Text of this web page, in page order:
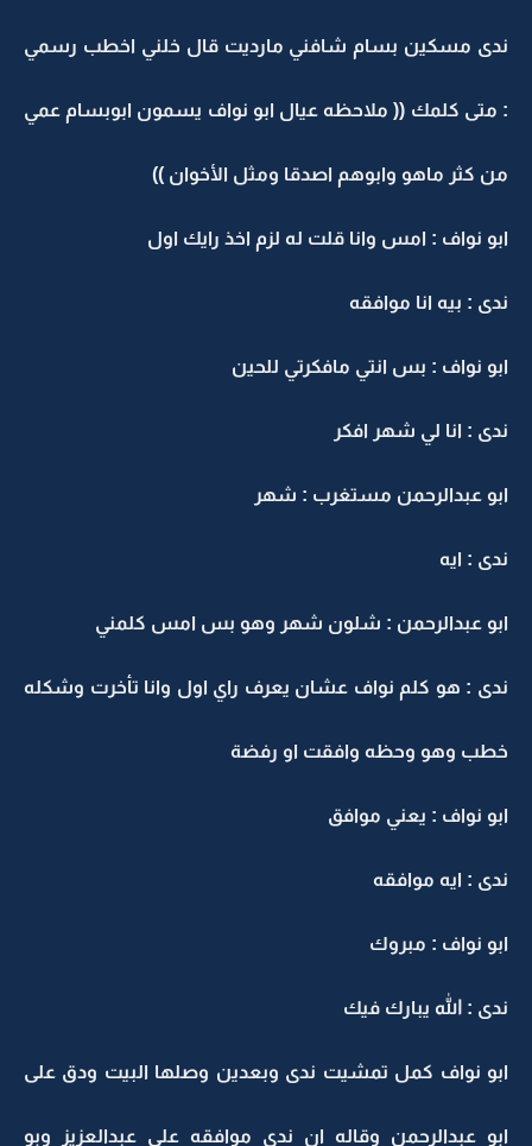
ندى مسكين بسام شافني مارديت قال خلني اخطب رسمي
: متى كلمك (( ملاحظه عيال ابو نواف يسمون ابوبسام عمي
من كثر ماهو وابوهم اصدقا ومثل الأخوان ))
ابو نواف : امس وانا قلت له لزم اخذ رايك اول
ندى : بيه انا موافقه
ابو نواف : بس انتي مافكرتي للحين
ندى : انا لي شهر افكر
ابو عبدالرحمن مستغرب : شهر
ندى : ايه
ابو عبدالرحمن : شلون شهر وهو بس امس كلمني
ندى : هو كلم نواف عشان يعرف راي اول وانا تأخرت وشكله
خطب وهو وحظه وافقت او رفضة
ابو نواف : يعني موافق
ندى : ايه موافقه
ابو نواف : مبروك
ندى : الله يبارك فيك
ابو نواف كمل تمشيت ندى وبعدين وصلها البيت ودق على
ابو عبدالرحمن وقاله ان ندى موافقه على عبدالعزيز وبو